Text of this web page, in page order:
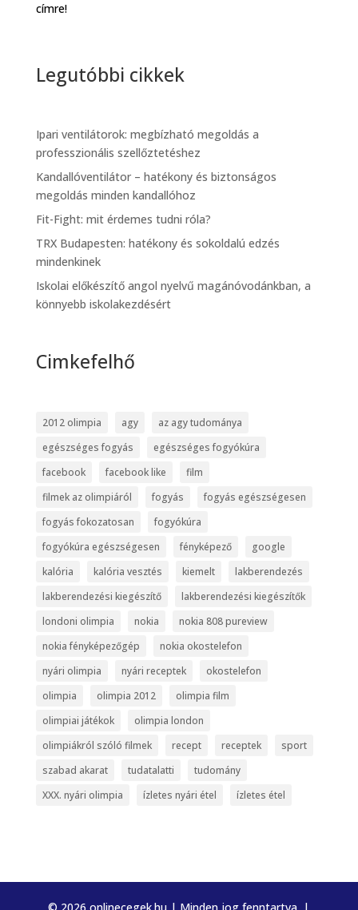
címre!
Legutóbbi cikkek
Ipari ventilátorok: megbízható megoldás a
professzionális szellőztetéshez
Kandallóventilátor – hatékony és biztonságos
megoldás minden kandallóhoz
Fit-Fight: mit érdemes tudni róla?
TRX Budapesten: hatékony és sokoldalú edzés
mindenkinek
Iskolai előkészítő angol nyelvű magánóvodánkban, a
könnyebb iskolakezdésért
Cimkefelhő
2012 olimpia agy
az agy tudománya
egészséges fogyás
egészséges fogyókúra
facebook
facebook like
film
filmek az olimpiáról
fogyás
fogyás egészségesen
fogyás fokozatosan
fogyókúra
fogyókúra egészségesen
fényképező
google
kalória
kalória vesztés kiemelt
lakberendezés
lakberendezési kiegészítő
lakberendezési kiegészítők
londoni olimpia
nokia
nokia 808 pureview
nokia fényképezőgép
nokia okostelefon
nyári olimpia
nyári receptek
okostelefon
olimpia
olimpia 2012
olimpia film
olimpiai játékok
olimpia london
olimpiákról szóló filmek
recept receptek
sport
szabad akarat
tudatalatti
tudomány
XXX. nyári olimpia
ízletes nyári étel ízletes étel